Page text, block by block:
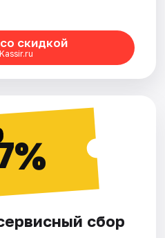
скидкой
сбор